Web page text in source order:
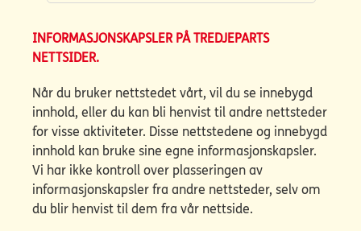
INFORMASJONSKAPSLER PÅ TREDJEPARTS
NETTSIDER.
Når du bruker nettstedet vårt, vil du se innebygd
innhold, eller du kan bli henvist til andre nettsteder
for visse aktiviteter. Disse nettstedene og innebygd
innhold kan bruke sine egne informasjonskapsler.
Vi har ikke kontroll over plasseringen av
informasjonskapsler fra andre nettsteder, selv om
du blir henvist til dem fra vår nettside.